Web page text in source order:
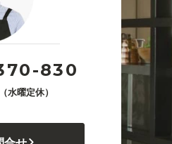
830
水曜定休）